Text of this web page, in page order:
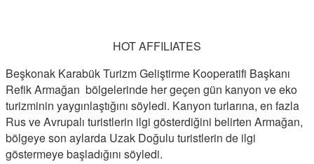
HOT AFFILIATES
Beşkonak Karabük Turizm Geliştirme Kooperatifi Başkanı
Refik Armağan bölgelerinde her geçen gün kanyon ve eko
turizminin yaygınlaştığını söyledi. Kanyon turlarına, en fazla
Rus ve Avrupalı turistlerin ilgi gösterdiğini belirten Armağan,
bölgeye son aylarda Uzak Doğulu turistlerin de ilgi
göstermeye başladığını söyledi.